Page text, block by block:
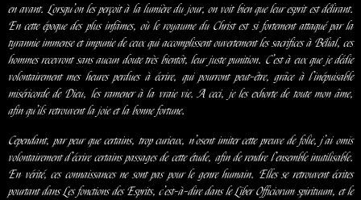
en avant. Lorsqu’on les perçoit à la lumière du jour, on voit bien que leur esprit est délirant.
En cette époque des plus infâmes, où le royaume du Christ est si fortement attaqué par la
tyrannie immense et impunie de ceux qui accomplissent ouvertement les sacrifices à Bélial, ces
hommes recevront sans aucun doute très bientôt, leur juste punition. C’est à eux que je dédie
volontairement mes heures perdues à écrire, qui pourront peut-être, grâce à l’inépuisable
miséricorde de Dieu, les ramener à la vraie vie. A ceci, je les exhorte de toute mon âme,
afin qu’ils retrouvent la joie et la bonne fortune.
Cependant, par peur que certains, trop curieux, n’osent imiter cette preuve de folie, j’ai omis
volontairement d’écrire certains passages de cette étude, afin de rendre l’ensemble inutilisable.
En vérité, ces connaissances ne sont pas pour le genre humain. Elles se retrouvent écrites
pourtant dans Les fonctions des Esprits, c’est-à-dire dans le Liber Officiorum spirituum, et le